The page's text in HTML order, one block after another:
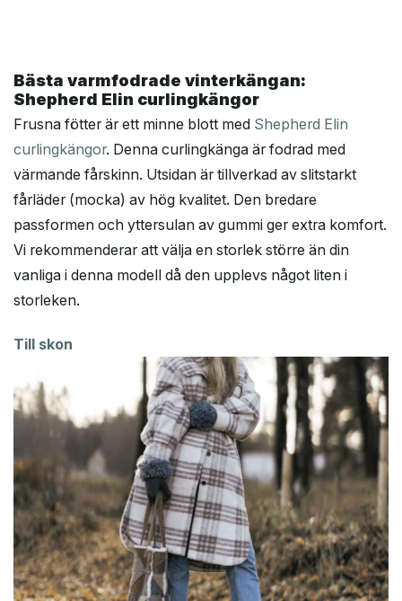
Bästa varmfodrade vinterkängan:
Shepherd Elin curlingkängor
Frusna fötter är ett minne blott med Shepherd Elin
curlingkängor. Denna curlingkänga är fodrad med
värmande fårskinn. Utsidan är tillverkad av slitstarkt
fårläder (mocka) av hög kvalitet. Den bredare
passformen och yttersulan av gummi ger extra komfort.
Vi rekommenderar att välja en storlek större än din
vanliga i denna modell då den upplevs något liten i
storleken.
Till skon